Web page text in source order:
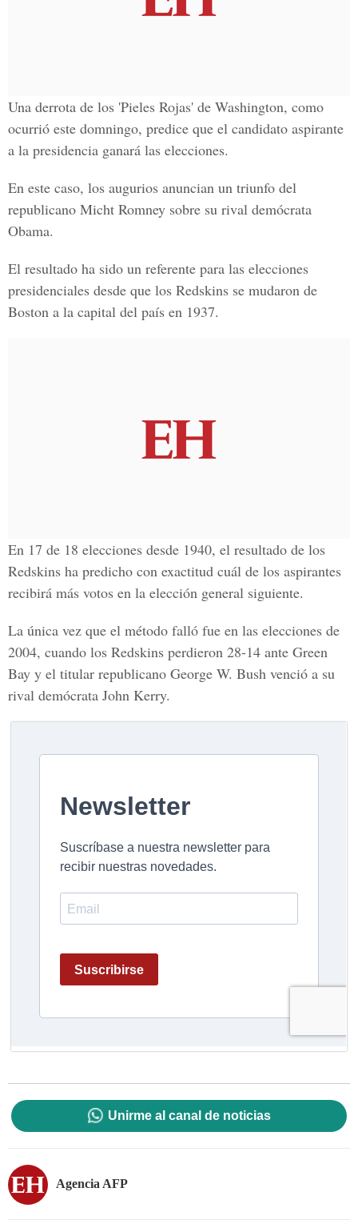
Una derrota de los 'Pieles Rojas' de Washington, como
ocurrió este domningo, predice que el candidato aspirante
a la presidencia ganará las elecciones.
En este caso, los augurios anuncian un triunfo del
republicano Micht Romney sobre su rival demócrata
Obama.
El resultado ha sido un referente para las elecciones
presidenciales desde que los Redskins se mudaron de
Boston a la capital del país en 1937.
En 17 de 18 elecciones desde 1940, el resultado de los
Redskins ha predicho con exactitud cuál de los aspirantes
recibirá más votos en la elección general siguiente.
La única vez que el método falló fue en las elecciones de
2004, cuando los Redskins perdieron 28-14 ante Green
Bay y el titular republicano George W. Bush venció a su
rival demócrata John Kerry.
Unirme al canal de noticias
Agencia AFP